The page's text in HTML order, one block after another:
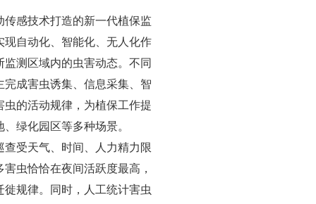
感技术打造的新一代植保监
自动化、智能化、无人化作
测区域内的虫害动态。不同
成害虫诱集、信息采集、智
的活动规律，为植保工作提
绿化园区等多种场景。
受天气、时间、人力精力限
虫恰恰在夜间活跃度最高，
规律。同时，人工统计害虫